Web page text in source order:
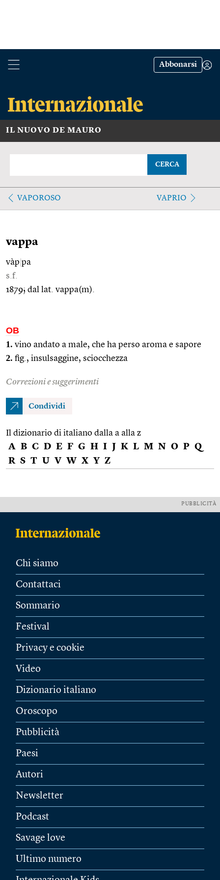
Abbonarsi
IL NUOVO DE MAURO
CERCA
VAPOROSO VAPRIO
vappa
vàp pa
s.f.
1879; dal lat. vappa(m).
OB
1. vino andato a male, che ha perso aroma e sapore
2. fig., insulsaggine, sciocchezza
Correzioni e suggerimenti
Condividi
Il dizionario di italiano dalla a alla z
A B C D E F G H I J K L M N O P Q
R S T U V W X Y Z
PUBBLICITÀ
Chi siamo
Contattaci
Sommario
Festival
Privacy e cookie
Video
Dizionario italiano
Oroscopo
Pubblicità
Paesi
Autori
Newsletter
Podcast
Savage love
Ultimo numero